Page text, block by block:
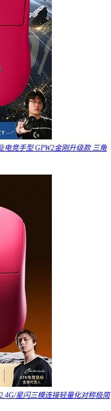
电竞手型 GPW2金刚升级款 三角
星闪三模连接轻量化对称极简